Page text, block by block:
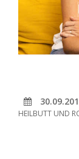
HEILBUTT UND